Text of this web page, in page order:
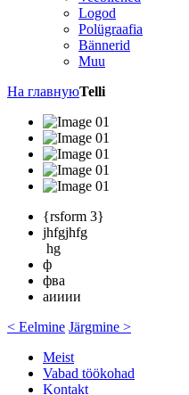
Logod
Polügraafia
Bännerid
Muu
На главнуюTelli
{rsform 3}
jhfgjhfg
hg
ф
фва
аииии
< Eelmine Järgmine >
Meist
Vabad töökohad
Kontakt